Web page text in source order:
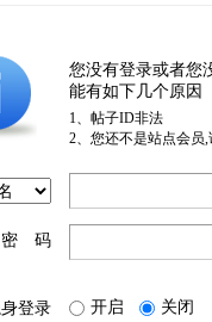
您没有登录或者您
能有如下几个原因
1、帖子ID非法
2、您还不是站点会员
密 码
身登录 开启 关闭